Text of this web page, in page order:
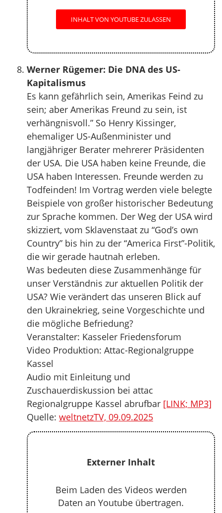
INHALT VON YOUTUBE ZULASSEN
Werner Rügemer: Die DNA des US-
Kapitalismus
Es kann gefährlich sein, Amerikas Feind zu
sein; aber Amerikas Freund zu sein, ist
verhängnisvoll.” So Henry Kissinger,
ehemaliger US-Außenminister und
langjähriger Berater mehrerer Präsidenten
der USA. Die USA haben keine Freunde, die
USA haben Interessen. Freunde werden zu
Todfeinden! Im Vortrag werden viele belegte
Beispiele von großer historischer Bedeutung
zur Sprache kommen. Der Weg der USA wird
skizziert, vom Sklavenstaat zu “God’s own
Country” bis hin zu der “America First”-Politik,
die wir gerade hautnah erleben.
Was bedeuten diese Zusammenhänge für
unser Verständnis zur aktuellen Politik der
USA? Wie verändert das unseren Blick auf
den Ukrainekrieg, seine Vorgeschichte und
die mögliche Befriedung?
Veranstalter: Kasseler Friedensforum
Video Produktion: Attac-Regionalgruppe
Kassel
Audio mit Einleitung und
Zuschauerdiskussion bei attac
Regionalgruppe Kassel abrufbar [LINK; MP3]
Quelle: weltnetzTV, 09.09.2025
Externer Inhalt
Beim Laden des Videos werden
Daten an Youtube übertragen.